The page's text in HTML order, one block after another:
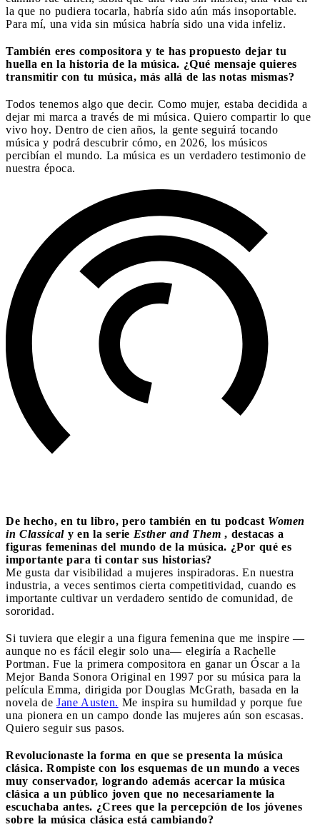
la que no pudiera tocarla, habría sido aún más insoportable.
Para mí, una vida sin música habría sido una vida infeliz.
También eres compositora y te has propuesto dejar tu
huella en la historia de la música. ¿Qué mensaje quieres
transmitir con tu música, más allá de las notas mismas?
Todos tenemos algo que decir. Como mujer, estaba decidida a
dejar mi marca a través de mi música. Quiero compartir lo que
vivo hoy. Dentro de cien años, la gente seguirá tocando
música y podrá descubrir cómo, en 2026, los músicos
percibían el mundo. La música es un verdadero testimonio de
nuestra época.
De hecho, en tu libro, pero también en tu podcast Women
in Classicaly en la serie Esther and Them , destacas a
figuras femeninas del mundo de la música. ¿Por qué es
importante para ti contar sus historias?
Me gusta dar visibilidad a mujeres inspiradoras. En nuestra
industria, a veces sentimos cierta competitividad, cuando es
importante cultivar un verdadero sentido de comunidad, de
sororidad.
Si tuviera que elegir a una figura femenina que me inspire —
aunque no es fácil elegir solo una— elegiría a Rachelle
Portman. Fue la primera compositora en ganar un Óscar a la
Mejor Banda Sonora Original en 1997 por su música para la
película Emma, ​​dirigida por Douglas McGrath, basada en la
novela de Jane Austen. Me inspira su humildad y porque fue
una pionera en un campo donde las mujeres aún son escasas.
Quiero seguir sus pasos.
Revolucionaste la forma en que se presenta la música
clásica. Rompiste con los esquemas de un mundo a veces
muy conservador, logrando además acercar la música
clásica a un público joven que no necesariamente la
escuchaba antes. ¿Crees que la percepción de los jóvenes
sobre la música clásica está cambiando?